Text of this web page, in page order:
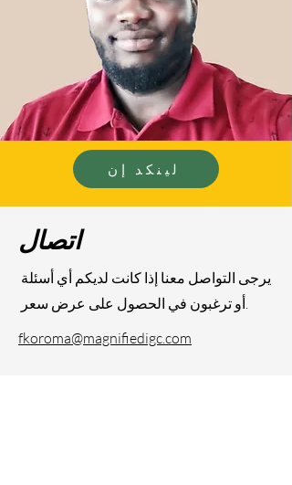
لينكد إن
اتصال
يرجى التواصل معنا إذا كانت لديكم أي أسئلة
أو ترغبون في الحصول على عرض سعر.
fkoroma@magnifiedigc.com